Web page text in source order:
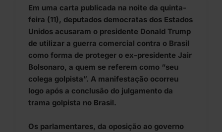
Em uma carta publicada na noite da quinta-
feira (11), deputados democratas dos Estados
Unidos acusaram o presidente Donald Trump
de utilizar a guerra comercial contra o Brasil
como forma de proteger o ex-presidente Jair
Bolsonaro, a quem se referem como “seu
colega golpista”. A manifestação ocorreu
logo após a conclusão do julgamento da
trama golpista no Brasil.
Os parlamentares, da oposição ao governo